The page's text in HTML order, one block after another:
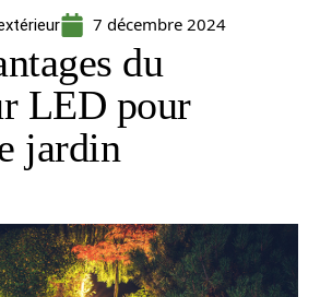
7 décembre 2024
du
LED pour
jardin